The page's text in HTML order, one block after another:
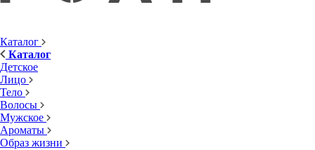
Каталог
Каталог
Детское
Лицо
Тело
Волосы
Мужское
Ароматы
Образ жизни